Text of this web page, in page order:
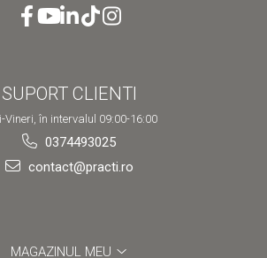
SUPORT CLIENTI
Vineri, în intervalul 09:00-16:00
0374493025
contact@practi.ro
MAGAZINUL MEU